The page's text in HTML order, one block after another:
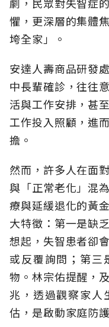
懼，更深層的集體
垮全家」。
安達人壽商品研發
中長輩確診，往往
活與工作安排，甚
工作投入照顧，進
擔。
然而，許多人在面
與「正常老化」混
療與延緩退化的黃
大特徵：第一是缺
想起，失智患者卻
或反覆詢問；第三
物。林宗佑提醒，
兆，透過觀察家人
估，是啟動家庭防